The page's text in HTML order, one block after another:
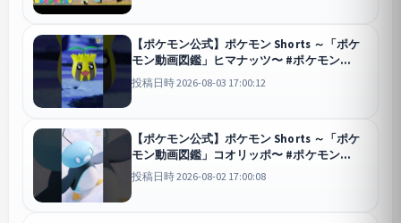
【ポケモン公式】ポケモン Shorts ～「ポケ
モン動画図鑑」ヒマナッツ〜 #ポケモン
KidsTV
投稿日時 2026-08-03 17:00:12
【ポケモン公式】ポケモン Shorts ～「ポケ
モン動画図鑑」コオリッポ〜 #ポケモン
KidsTV
投稿日時 2026-08-02 17:00:08